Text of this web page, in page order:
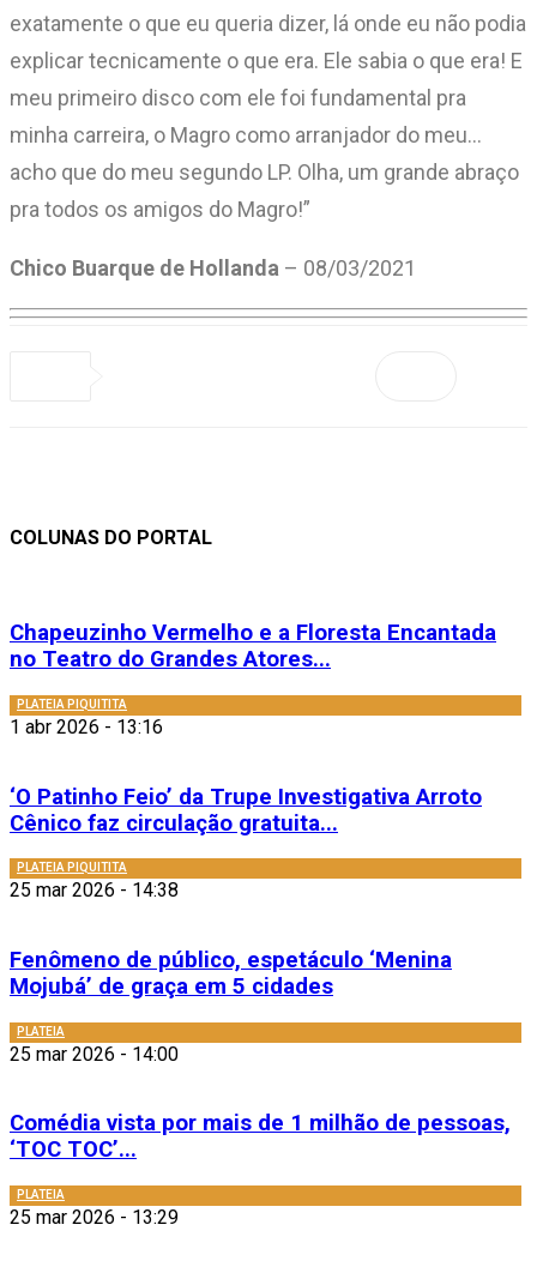
exatamente o que eu queria dizer, lá onde eu não podia
explicar tecnicamente o que era. Ele sabia o que era! E
meu primeiro disco com ele foi fundamental pra
minha carreira, o Magro como arranjador do meu…
acho que do meu segundo LP. Olha, um grande abraço
pra todos os amigos do Magro!”
Chico Buarque de Hollanda – 08/03/2021
COLUNAS DO PORTAL
Chapeuzinho Vermelho e a Floresta Encantada
no Teatro do Grandes Atores...
PLATEIA PIQUITITA
1 abr 2026 - 13:16
‘O Patinho Feio’ da Trupe Investigativa Arroto
Cênico faz circulação gratuita...
PLATEIA PIQUITITA
25 mar 2026 - 14:38
Fenômeno de público, espetáculo ‘Menina
Mojubá’ de graça em 5 cidades
PLATEIA
25 mar 2026 - 14:00
Comédia vista por mais de 1 milhão de pessoas,
‘TOC TOC’...
PLATEIA
25 mar 2026 - 13:29